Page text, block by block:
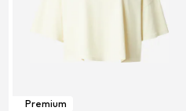
Premium